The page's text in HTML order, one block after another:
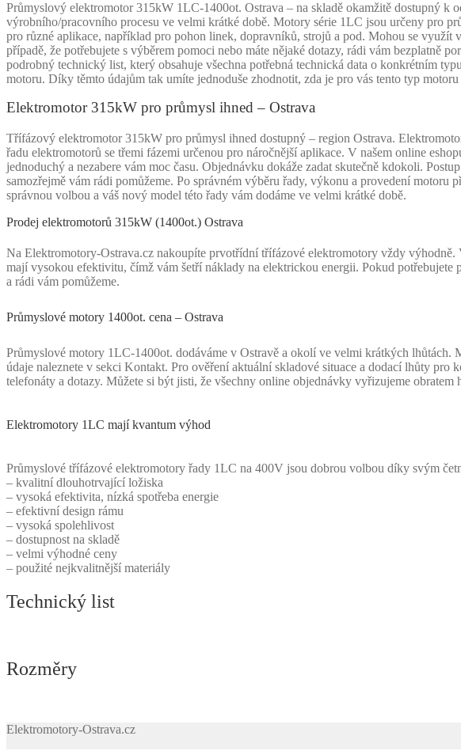
Průmyslový elektromotor 315kW 1LC-1400ot. Ostrava – na skladě okamžitě dostupný
výrobního/pracovního procesu ve velmi krátké době. Motory série 1LC jsou určeny pro
pro různé aplikace, například pro pohon linek, dopravníků, strojů a pod. Mohou se
případě, že potřebujete s výběrem pomoci nebo máte nějaké dotazy, rádi vám bezplatně
podrobný technický list, který obsahuje všechna potřebná technická data o konkrétním
motoru. Díky těmto údajům tak umíte jednoduše zhodnotit, zda je pro vás tento typ
Elektromotor 315kW pro průmysl ihned – Ostrava
Třífázový elektromotor 315kW pro průmysl ihned dostupný – region Ostrava.
řadu elektromotorů se třemi fázemi určenou pro náročnější aplikace. V našem online
jednoduchý a nezabere vám moc času. Objednávku dokáže zadat skutečně kdokoli.
samozřejmě vám rádi pomůžeme. Po správném výběru řady, výkonu a provedení
správnou volbou a váš nový model této řady vám dodáme ve velmi krátké době.
Prodej elektromotorů 315kW (1400ot.) Ostrava
Na Elektromotory-Ostrava.cz nakoupíte prvotřídní třífázové elektromotory vždy
mají vysokou efektivitu, čímž vám šetří náklady na elektrickou energii. Pokud
a rádi vám pomůžeme.
Průmyslové motory 1400ot. cena – Ostrava
Průmyslové motory 1LC-1400ot. dodáváme v Ostravě a okolí ve velmi krátkých
údaje naleznete v sekci Kontakt. Pro ověření aktuální skladové situace a dodací lhůty
telefonáty a dotazy. Můžete si být jisti, že všechny online objednávky vyřizujeme
Elektromotory 1LC mají kvantum výhod
Průmyslové třífázové elektromotory řady 1LC na 400V jsou dobrou volbou díky svým
– kvalitní dlouhotrvající ložiska
– vysoká efektivita, nízká spotřeba energie
– efektivní design rámu
– vysoká spolehlivost
– dostupnost na skladě
– velmi výhodné ceny
– použité nejkvalitnější materiály
Technický list
Rozměry
Elektromotory-Ostrava.cz